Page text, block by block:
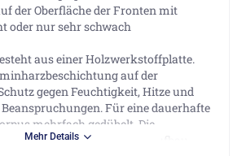
der Oberfläche der Fronten mit
oder nur sehr schwach
aus einer Holzwerkstoffplatte.
auf der
gegen Feuchtigkeit, Hitze und
Für eine dauerhafte
mehrfach gedübelt. Die
hat einen mehrschichtigen Aufbau.
Mehr Details